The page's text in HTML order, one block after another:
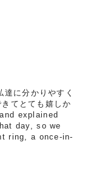
に分かりやすく
てとても嬉しか
explained
day, so we
ring, a once-in-